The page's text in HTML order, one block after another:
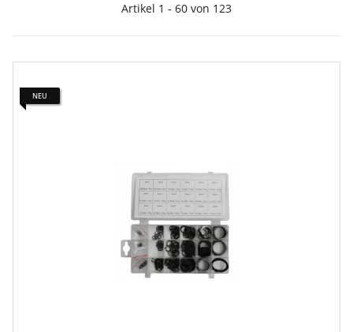
Artikel 1 - 60 von 123
NEU